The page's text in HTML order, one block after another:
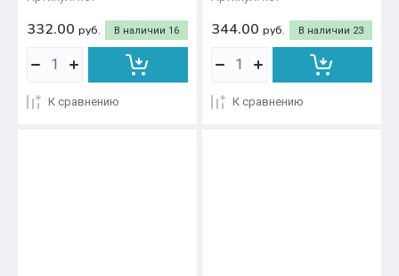
В наличии 16
332.00 руб.
К сравнению
В наличии 23
344.00 руб.
К сравнению